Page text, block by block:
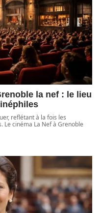
la nef : le lieu
reflétant à la fois les
Le cinéma La Nef à Grenoble